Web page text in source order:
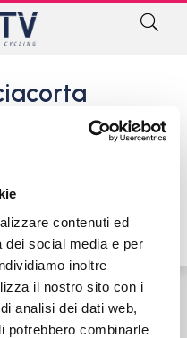
contenuti ed
dei social media e per
inoltre
il nostro sito con i
analisi dei dati web,
potrebbero combinarle
Alessio
Ecotek
2025